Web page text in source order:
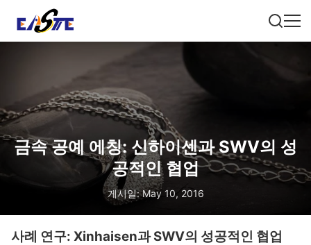
금속 공예 에칭: 신하이센과 SWV의 성
공적인 협업
게시일: May 10, 2016
사례 연구: Xinhaisen과 SWV의 성공적인 협업